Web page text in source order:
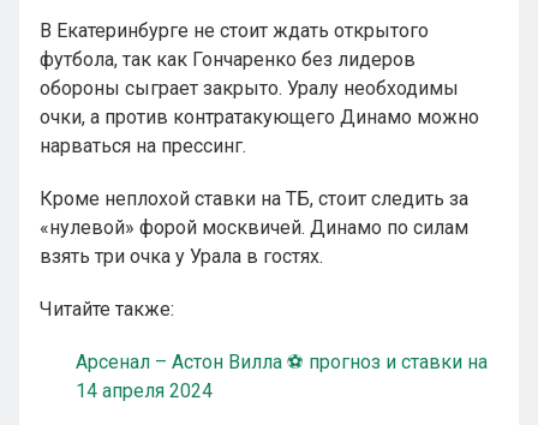
В Екатеринбурге не стоит ждать открытого
футбола, так как Гончаренко без лидеров
обороны сыграет закрыто. Уралу необходимы
очки, а против контратакующего Динамо можно
нарваться на прессинг.
Кроме неплохой ставки на ТБ, стоит следить за
«нулевой» форой москвичей. Динамо по силам
взять три очка у Урала в гостях.
Читайте также:
Арсенал – Астон Вилла ⚽ прогноз и ставки на
14 апреля 2024